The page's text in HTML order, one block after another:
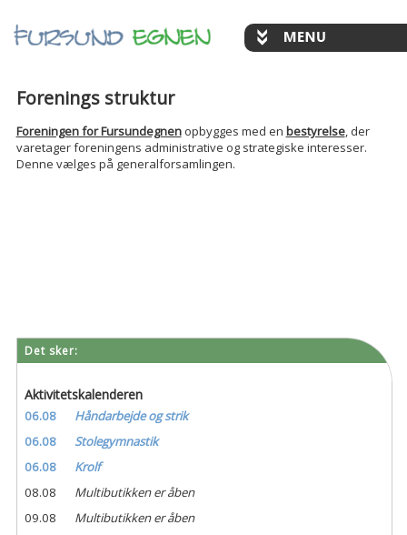
Forenings struktur
Foreningen for Fursundegnenopbygges med en bestyrelse, der
varetager foreningens administrative og strategiske interesser.
Denne vælges på generalforsamlingen.
Det sker:
Aktivitetskalenderen
06.08
Håndarbejde og strik
06.08
Stolegymnastik
06.08
Krolf
08.08
Multibutikken er åben
09.08
Multibutikken er åben